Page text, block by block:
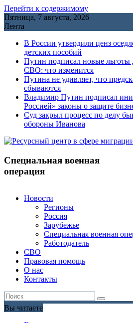
Перейти к содержимому
Пятница, 7 августа, 2026
Лента
В России утвердили ценз
детских пособий
Путин подписал новые льготы
СВО: что изменится
Путина не удивляет, что
сбываются
Владимир Путин подписал
Россией» законы о защите
Cуд закрыл процесс по делу
обороны Иванова
Специальная военная
операция
Новости
Регионы
Россия
Зарубежье
Специальная военная
Работодатель
СВО
Правовая помощь
О нас
Контакты
Вы читаете